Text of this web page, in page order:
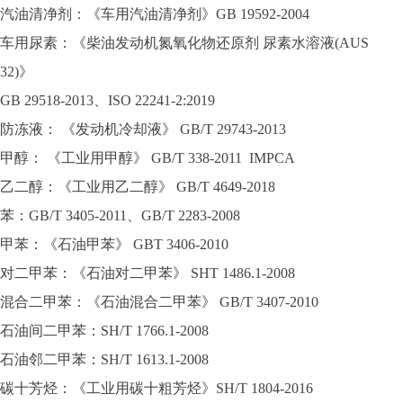
汽油清净剂：《车用汽油清净剂》GB 19592-2004
车用尿素：《柴油发动机氮氧化物还原剂 尿素水溶液(AUS
32)》
GB 29518-2013、ISO 22241-2:2019
防冻液： 《发动机冷却液》 GB/T 29743-2013
甲醇： 《工业用甲醇》 GB/T 338-2011 IMPCA
乙二醇：《工业用乙二醇》 GB/T 4649-2018
苯：GB/T 3405-2011、GB/T 2283-2008
甲苯：《石油甲苯》 GBT 3406-2010
对二甲苯：《石油对二甲苯》 SHT 1486.1-2008
混合二甲苯：《石油混合二甲苯》 GB/T 3407-2010
石油间二甲苯：SH/T 1766.1-2008
石油邻二甲苯：SH/T 1613.1-2008
碳十芳烃：《工业用碳十粗芳烃》SH/T 1804-2016